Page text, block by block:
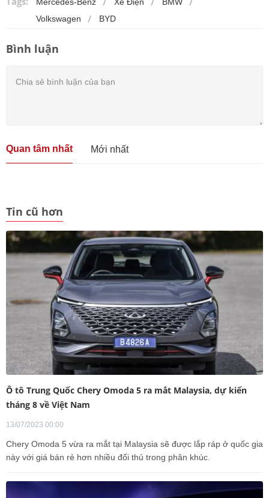
Mercedes-Benz Xe Điện
BMW
Volkswagen
BYD
Bình luận
Quan tâm nhất Mới nhất
Tin cũ hơn
Ô tô Trung Quốc Chery Omoda 5 ra mắt Malaysia, dự kiến
tháng 8 về Việt Nam
13/07/2023 00:00
Chery Omoda 5 vừa ra mắt tại Malaysia sẽ được lắp ráp ở quốc gia
này với giá bán rẻ hơn nhiều đối thủ trong phân khúc.